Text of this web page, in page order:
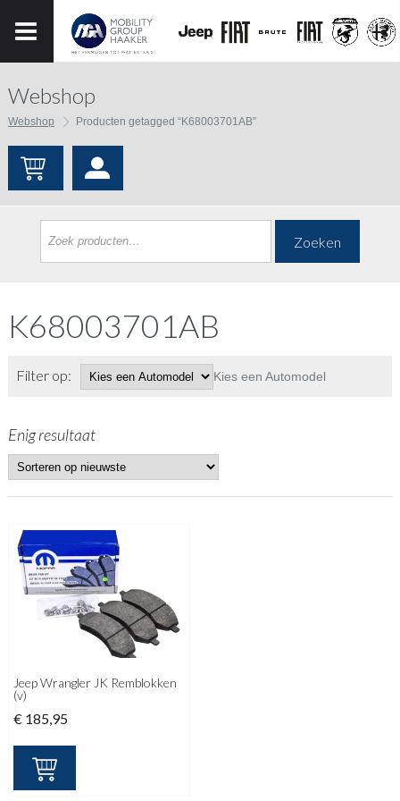
Webshop
Webshop Producten getagged “K68003701AB”
Zoeken
K68003701AB
Filter op: Kies een Automodel
Enig resultaat
Jeep Wrangler JK Remblokken
(v)
€ 185,95